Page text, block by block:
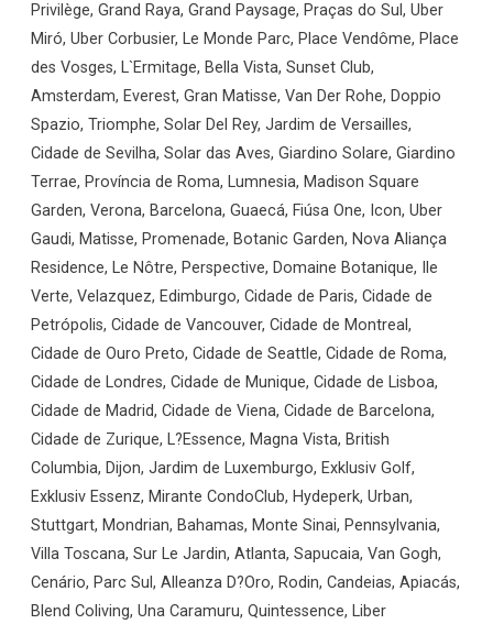
Privilège, Grand Raya, Grand Paysage, Praças do Sul, Uber
Miró, Uber Corbusier, Le Monde Parc, Place Vendôme, Place
des Vosges, L`Ermitage, Bella Vista, Sunset Club,
Amsterdam, Everest, Gran Matisse, Van Der Rohe, Doppio
Spazio, Triomphe, Solar Del Rey, Jardim de Versailles,
Cidade de Sevilha, Solar das Aves, Giardino Solare, Giardino
Terrae, Província de Roma, Lumnesia, Madison Square
Garden, Verona, Barcelona, Guaecá, Fiúsa One, Icon, Uber
Gaudi, Matisse, Promenade, Botanic Garden, Nova Aliança
Residence, Le Nôtre, Perspective, Domaine Botanique, Ile
Verte, Velazquez, Edimburgo, Cidade de Paris, Cidade de
Petrópolis, Cidade de Vancouver, Cidade de Montreal,
Cidade de Ouro Preto, Cidade de Seattle, Cidade de Roma,
Cidade de Londres, Cidade de Munique, Cidade de Lisboa,
Cidade de Madrid, Cidade de Viena, Cidade de Barcelona,
Cidade de Zurique, L?Essence, Magna Vista, British
Columbia, Dijon, Jardim de Luxemburgo, Exklusiv Golf,
Exklusiv Essenz, Mirante CondoClub, Hydeperk, Urban,
Stuttgart, Mondrian, Bahamas, Monte Sinai, Pennsylvania,
Villa Toscana, Sur Le Jardin, Atlanta, Sapucaia, Van Gogh,
Cenário, Parc Sul, Alleanza D?Oro, Rodin, Candeias, Apiacás,
Blend Coliving, Una Caramuru, Quintessence, Liber